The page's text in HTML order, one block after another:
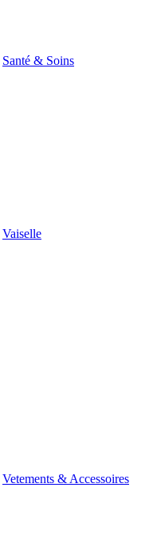
Santé & Soins
Vaiselle
Vetements & Accessoires